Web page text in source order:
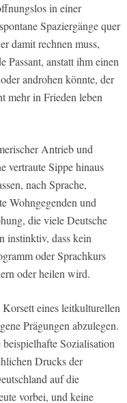
in einer
Spaziergänge quer
damit rechnen muss,
Passant, anstatt ihm einen
androhen könnte, der
mehr in Frieden leben
Antrieb und
vertraute Sippe hinaus
nach Sprache,
Wohngegenden und
die viele Deutsche
instinktiv, dass kein
oder Sprachkurs
oder heilen wird.
eines leitkulturellen
Prägungen abzulegen.
Sozialisation
Drucks der
auf die
vorbei, und keine